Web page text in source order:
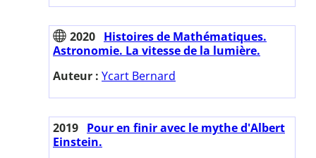
2020 Histoires de Mathématiques.
Astronomie. La vitesse de la lumière.
Auteur : Ycart Bernard
2019 Pour en finir avec le mythe d'Albert
Einstein.